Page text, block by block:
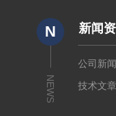
N
NEWS
新闻
公司新
技术文